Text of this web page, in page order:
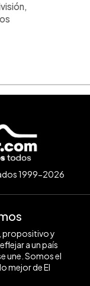
1999-2026
propositivo y
a un país
une. Somos el
mejor de El